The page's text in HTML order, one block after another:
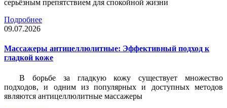
серьёзным препятствием для спокойной жизни
Подробнее
09.07.2026
Массажеры антицеллюлитные: Эффективный подход к
гладкой коже
В борьбе за гладкую кожу существует множество
подходов, и одним из популярных и доступных методов
являются антицеллюлитные массажеры